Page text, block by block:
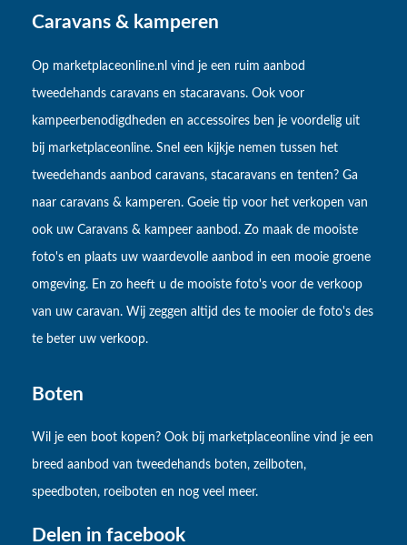
Caravans & kamperen
Op marketplaceonline.nl vind je een ruim aanbod
tweedehands caravans en stacaravans. Ook voor
kampeerbenodigdheden en accessoires ben je voordelig uit
bij marketplaceonline. Snel een kijkje nemen tussen het
tweedehands aanbod caravans, stacaravans en tenten? Ga
naar caravans & kamperen. Goeie tip voor het verkopen van
ook uw Caravans & kampeer aanbod. Zo maak de mooiste
foto's en plaats uw waardevolle aanbod in een mooie groene
omgeving. En zo heeft u de mooiste foto's voor de verkoop
van uw caravan. Wij zeggen altijd des te mooier de foto's des
te beter uw verkoop.
Boten
Wil je een boot kopen? Ook bij marketplaceonline vind je een
breed aanbod van tweedehands boten, zeilboten,
speedboten, roeiboten en nog veel meer.
Delen in facebook